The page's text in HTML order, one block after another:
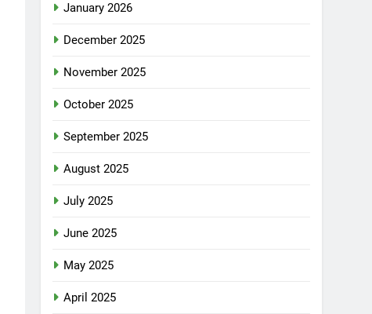
January 2026
December 2025
November 2025
October 2025
September 2025
August 2025
July 2025
June 2025
May 2025
April 2025